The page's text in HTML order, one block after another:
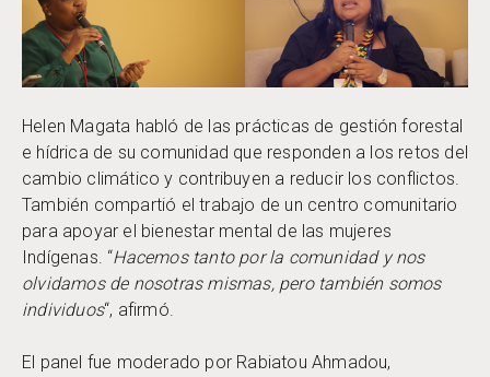
Helen Magata habló de las prácticas de gestión forestal
e hídrica de su comunidad que responden a los retos del
cambio climático y contribuyen a reducir los conflictos.
También compartió el trabajo de un centro comunitario
para apoyar el bienestar mental de las mujeres
Indígenas. “Hacemos tanto por la comunidad y nos
olvidamos de nosotras mismas, pero también somos
individuos“, afirmó.
El panel fue moderado por Rabiatou Ahmadou,